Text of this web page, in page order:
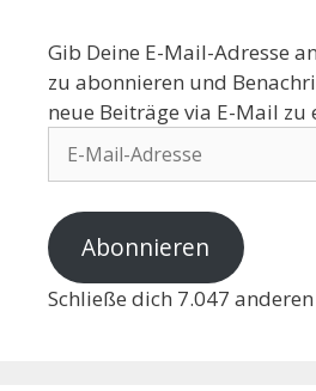
Gib Deine E-Mail-Adresse
zu abonnieren und
neue Beiträge via E-Mail zu
Abonnieren
Schließe dich 7.047